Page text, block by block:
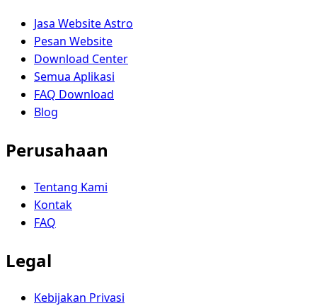
Jasa Website Astro
Pesan Website
Download Center
Semua Aplikasi
FAQ Download
Blog
Perusahaan
Tentang Kami
Kontak
FAQ
Legal
Kebijakan Privasi